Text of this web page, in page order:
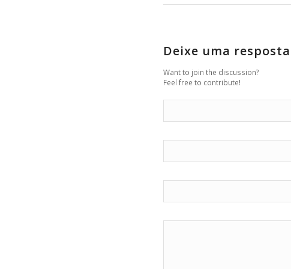
Deixe uma resposta
Want to join the discussion?
Feel free to contribute!